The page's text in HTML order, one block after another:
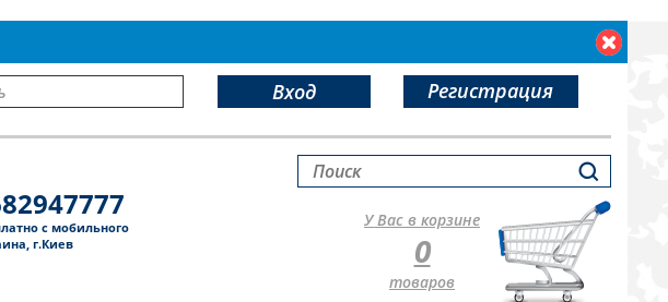
Вход Регистрация
с мобильного
г.Киев
У Вас в корзине
0
товаров